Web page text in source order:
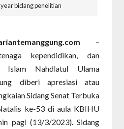
bidang penelitian
–
kependidikan, dan
Islam Nahdlatul Ulama
diberi apresiasi atau
Sidang Senat Terbuka
ke-53 di aula KBIHU
pagi (13/3/2023). Sidang